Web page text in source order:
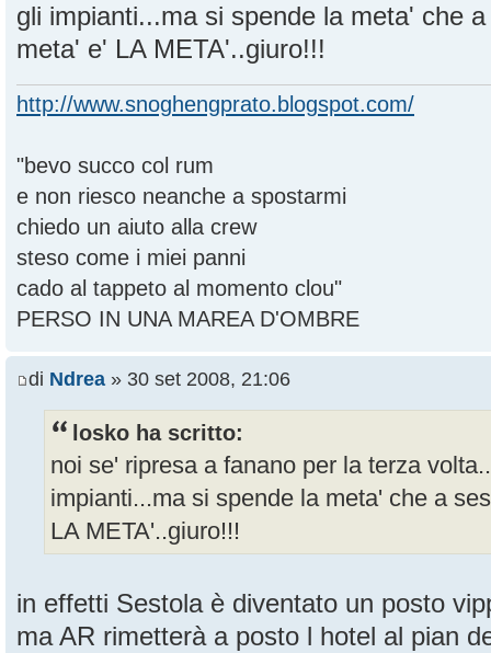
gli impianti...ma si spende la meta' che
meta' e' LA META'..giuro!!!
http://www.snoghengprato.blogspot.com/
"bevo succo col rum
e non riesco neanche a spostarmi
chiedo un aiuto alla crew
steso come i miei panni
cado al tappeto al momento clou"
PERSO IN UNA MAREA D'OMBRE
di Ndrea » 30 set 2008, 21:06
losko ha scritto:
noi se' ripresa a fanano per la terza
impianti...ma si spende la meta' che a
LA META'..giuro!!!
in effetti Sestola è diventato un posto
ma AR rimetterà a posto l hotel al pian